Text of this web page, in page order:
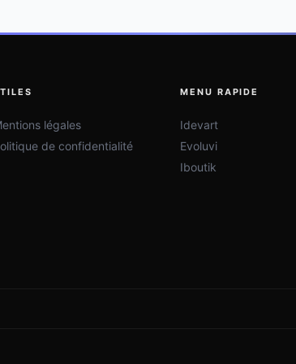
légales
de confidentialité
MENU RAPIDE
Idevart
Evoluvi
Iboutik